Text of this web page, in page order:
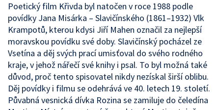
Poetický film Křivda byl natočen v roce 1988 podle
povídky Jana Misárka – Slavičínského (1861–1932) Vlk
Krampotů, kterou kdysi Jiří Mahen označil za nejlepší
moravskou povídku své doby. Slavičínský pocházel ze
Vsetína a děj svých prací umisťoval do svého rodného
kraje, v jehož nářečí své knihy i psal. To byl možná také
důvod, proč tento spisovatel nikdy nezískal širší oblibu.
Děj povídky i filmu se odehrává ve 40. letech 19. století.
Půvabná vesnická dívka Rozina se zamiluje do čeledína